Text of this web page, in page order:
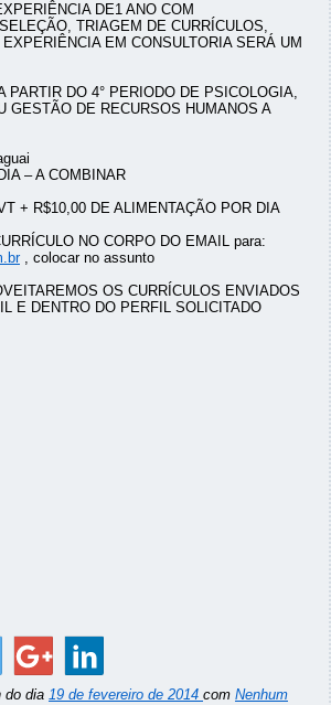
DE1 ANO COM
TRIAGEM DE CURRÍCULOS,
EM CONSULTORIA SERÁ UM
PARTIR DO 4° PERIODO DE PSICOLOGIA,
GESTÃO DE RECURSOS HUMANOS A
– A COMBINAR
+ R$10,00 DE ALIMENTAÇÃO POR DIA
NO CORPO DO EMAIL para:
, colocar no assunto
OS CURRÍCULOS ENVIADOS
E DENTRO DO PERFIL SOLICITADO
do dia 19 de fevereiro de 2014 com Nenhum